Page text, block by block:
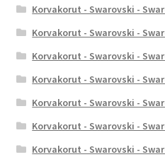
Korvakorut - Swarovski -
Korvakorut - Swarovski -
Korvakorut - Swarovski -
Korvakorut - Swarovski -
Korvakorut - Swarovski -
Korvakorut - Swarovski -
Korvakorut - Swarovski -